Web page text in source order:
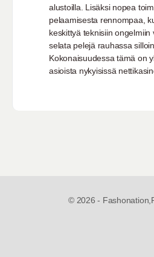
alustoilla. Lisäksi nopea
pelaamisesta rennompaa,
keskittyä teknisiin ongelmiin
selata pelejä rauhassa
Kokonaisuudessa tämä on
asioista nykyisissä
© 2026 - Fashonation,